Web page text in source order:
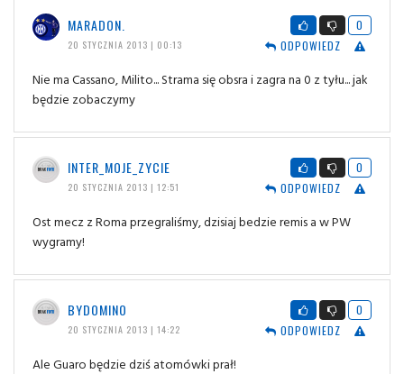
MARADON.
20 STYCZNIA 2013 | 00:13
0
ODPOWIEDZ
Nie ma Cassano, Milito... Strama się obsra i zagra na 0 z tyłu... jak
będzie zobaczymy
INTER_MOJE_ZYCIE
20 STYCZNIA 2013 | 12:51
0
ODPOWIEDZ
Ost mecz z Roma przegraliśmy, dzisiaj bedzie remis a w PW
wygramy!
BYDOMINO
20 STYCZNIA 2013 | 14:22
0
ODPOWIEDZ
Ale Guaro będzie dziś atomówki prał!